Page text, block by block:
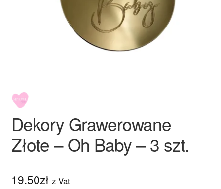
Ozdoby na tort weselny
Dekory Grawerowane
Złote – Oh Baby – 3 szt.
19.50zł z Vat